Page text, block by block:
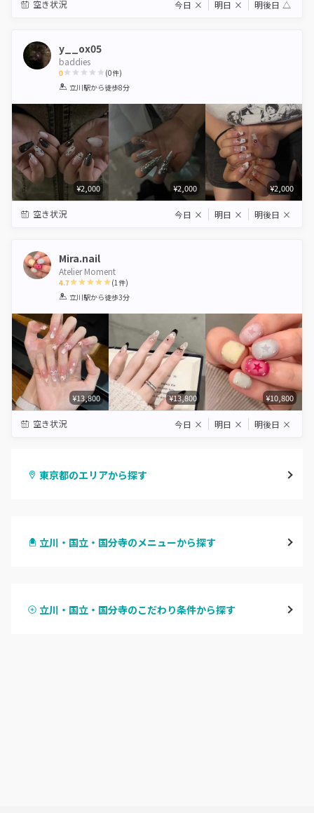
空き状況 今日 × 明日 × 明後日 △
y__ox05
baddies
0
1 2 3 4 5
(0件)
立川駅から徒歩8分
¥2,000 ¥2,000 ¥2,000
空き状況 今日 × 明日 × 明後日 ×
Mira.nail
Atelier Moment
4.7
1 2 3 4 5
(1件)
立川駅から徒歩3分
¥13,800 ¥13,800 ¥10,800
空き状況 今日 × 明日 × 明後日 ×
東京都のエリアから探す
原宿
立川・国立・国分寺のメニューから探す
ハンドスカルプ
立川・国立・国分寺のこだわり条件から探す